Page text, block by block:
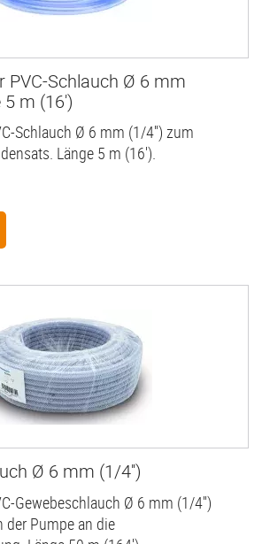
PVC-Schlauch Ø 6 mm
m (16')
Schlauch Ø 6 mm (1/4'') zum
Länge 5 m (16').
Ø 6 mm (1/4'')
Gewebeschlauch Ø 6 mm (1/4'')
der Pumpe an die